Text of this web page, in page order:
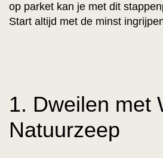
op parket kan je met dit
Start altijd met de minst
1. Dweilen met
Natuurzeep